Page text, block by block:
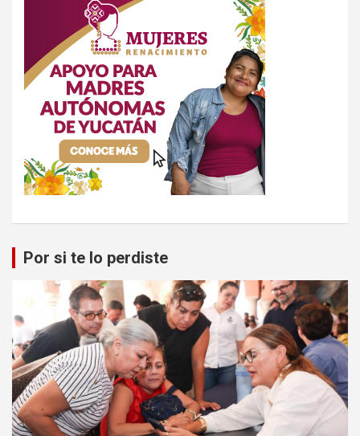
Por si te lo perdiste